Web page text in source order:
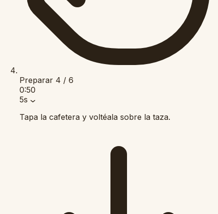
Preparar 4 / 6
0:50
5s
Tapa la cafetera y voltéala sobre la taza.